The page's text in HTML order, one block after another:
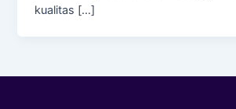
kualitas […]